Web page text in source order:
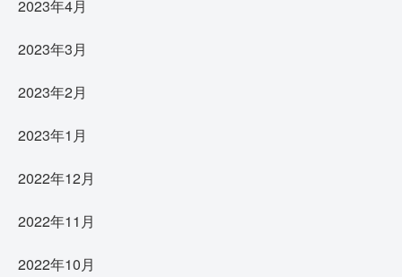
2023年4月
2023年3月
2023年2月
2023年1月
2022年12月
2022年11月
2022年10月